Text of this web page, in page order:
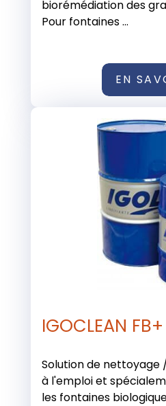
biorémédiation des
Pour fontaines ...
EN
IGOCLEAN FB+
Solution de nettoyage
à l'emploi et
les fontaines